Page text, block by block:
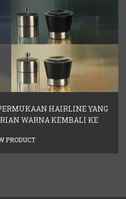
HAIRLINE YANG
WARNA KEMBALI KE
PRODUCT